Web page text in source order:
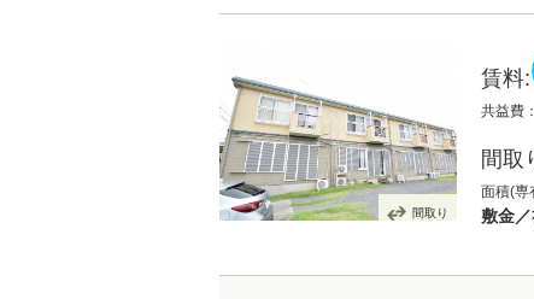
間取り
賃料:
共益費
間取
面積(専
敷金